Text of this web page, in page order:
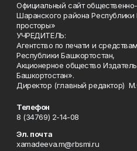
Официальный сайт
Шаранского района
просторы»
УЧРЕДИТЕЛЬ:
Агентство по печати и
Республики Башкортостан,
Акционерное общество
Башкортостан».
Директор (главный редактор)
Телефон
8 (34769) 2-14-08
Эл. почта
xamadeeva.m@rbsmi.ru